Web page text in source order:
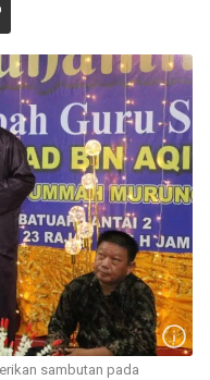
sambutan pada